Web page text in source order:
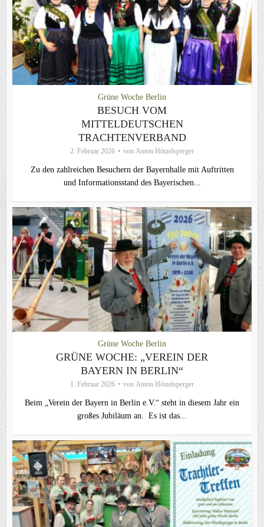
Grüne Woche Berlin
BESUCH VOM
MITTELDEUTSCHEN
TRACHTENVERBAND
2. Februar 2026 von Anton Hötzelsperger
Zu den zahlreichen Besuchern der Bayernhalle mit Auftritten
und Informationsstand des Bayerischen...
Grüne Woche Berlin
GRÜNE WOCHE: „VEREIN DER
BAYERN IN BERLIN“
1. Februar 2026 von Anton Hötzelsperger
Beim „Verein der Bayern in Berlin e.V.“ steht in diesem Jahr ein
großes Jubiläum an. Es ist das...